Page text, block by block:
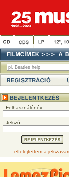
Felhasználónév
Jelszó
elfelejtettem a